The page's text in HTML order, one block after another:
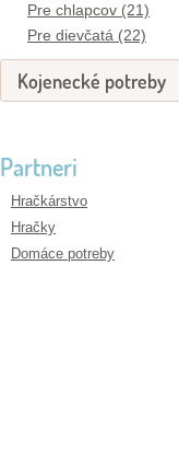
Pre chlapcov (21)
Pre dievčatá (22)
Kojenecké potreby
Partneri
Hračkárstvo
Hračky
Domáce potreby